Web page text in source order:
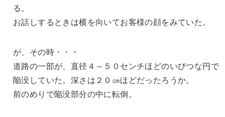
る。
お話しするときは横を向いてお客様の顔をみていた。
が、その時・・・
道路の一部が、直径４～５０センチほどのいびつな円で
陥没していた。深さは２０㎝ほどだったろうか。
前のめりで陥没部分の中に転倒。